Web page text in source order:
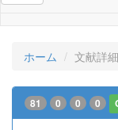
ホーム 文献詳細
81 0 0 0